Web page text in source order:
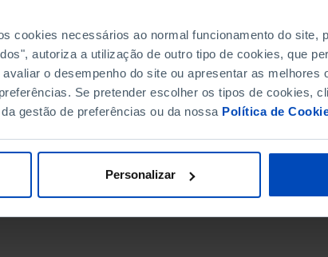
cookies necessários ao normal funcionamento do site,
autoriza a utilização de outro tipo de cookies, que
o desempenho do site ou apresentar as melhores
Se pretender escolher os tipos de cookies,
gestão de preferências ou da nossa Política de
Personalizar
DATA DE FIM